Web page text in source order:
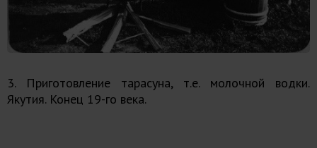
3. Приготовление тарасуна, т.е. молочной водки.
Якутия. Конец 19-го века.